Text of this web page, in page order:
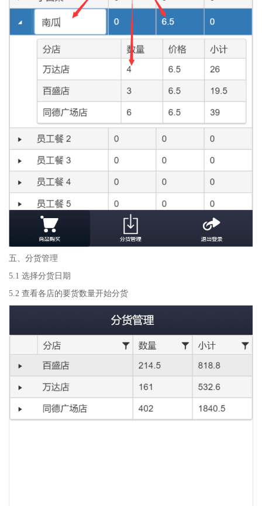
五、分货管理
5.1 选择分货日期
5.2 查看各店的要货数量开始分货